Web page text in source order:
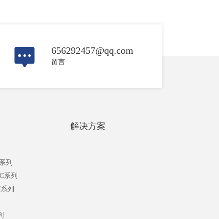
656292457@qq.com
留言
列
系列
列
解决方案